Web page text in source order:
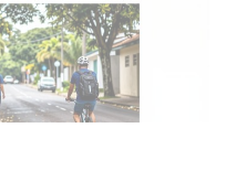
e redefine agenda de